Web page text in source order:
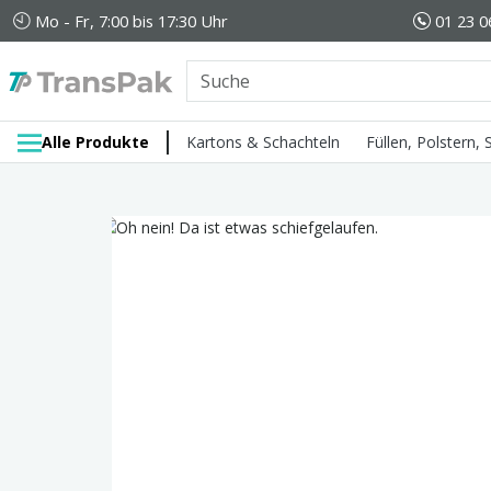
Mo - Fr, 7:00 bis 17:30 Uhr 01 23
Alle Produkte Kartons & Schachteln Füllen, Polstern,